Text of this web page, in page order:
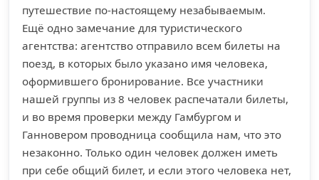
путешествие по-настоящему незабываемым.
Ещё одно замечание для туристического
агентства: агентство отправило всем билеты на
поезд, в которых было указано имя человека,
оформившего бронирование. Все участники
нашей группы из 8 человек распечатали билеты,
и во время проверки между Гамбургом и
Ганновером проводница сообщила нам, что это
незаконно. Только один человек должен иметь
при себе общий билет, и если этого человека нет,